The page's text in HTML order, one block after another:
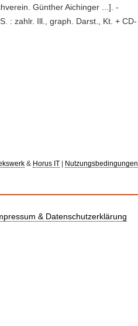
Günther Aichinger ...]. -
: zahlr. Ill., graph. Darst., Kt. + CD-
& Horus IT| Nutzungsbedingungen
& Datenschutzerklärung